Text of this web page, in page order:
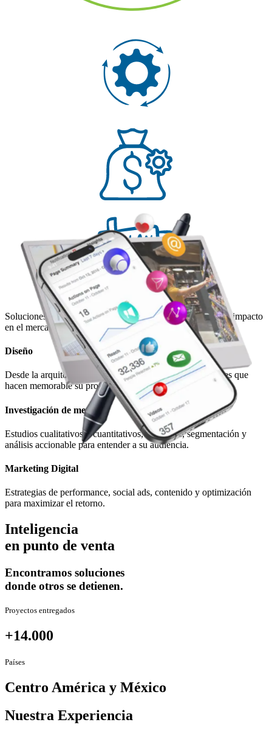
Soluciones pensadas para cada etapa: desde la idea hasta el impacto
en el mercado.
Diseño
Desde la arquitectura de marca, identidad visual y mensajes que
hacen memorable su propuesta.
Investigación de mercado
Estudios cualitativos y cuantitativos, encuestas, segmentación y
análisis accionable para entender a su audiencia.
Marketing Digital
Estrategias de performance, social ads, contenido y optimización
para maximizar el retorno.
Inteligencia
en punto de venta
Encontramos soluciones
donde otros se detienen.
Proyectos entregados
+14.000
Países
Centro América y México
Nuestra Experiencia